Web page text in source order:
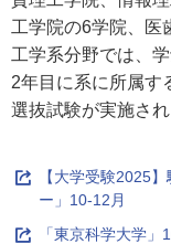
工学院の6学院、医
工学系分野では、
2年目に系に所属す
選抜試験が実施され
【大学受験2025
ー」10-12月
「東京科学大学